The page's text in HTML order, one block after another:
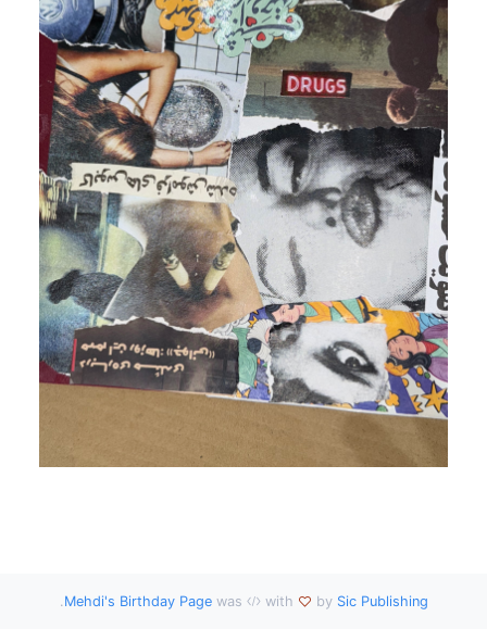
Mehdi's Birthday Pagewas with by Sic Publishing
.